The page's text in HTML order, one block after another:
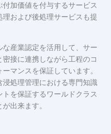
加価値を付与するサービス
および後処理サービスも提
産業認定を活用して、サー
接に連携しながら工程のコ
マンスを保証しています。
処理管理における専門知識
を保証するワールドクラス
出来ます。